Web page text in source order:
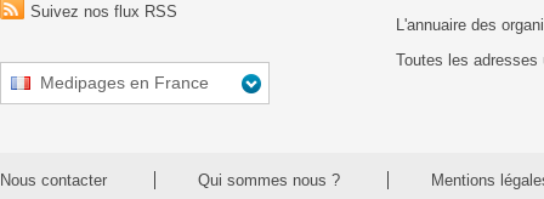
Suivez nos flux RSS
Medipages en France
L'annuaire des
Toutes les adresses
Nous contacter Qui sommes nous ? Mentions